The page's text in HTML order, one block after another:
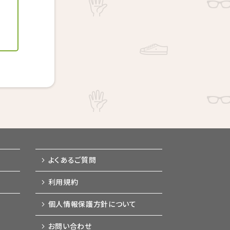
よくあるご質問
利用規約
個人情報保護方針について
お問い合わせ